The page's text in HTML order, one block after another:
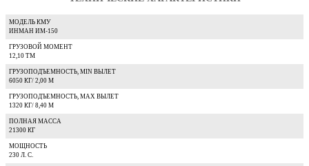
МОДЕЛЬ КМУ
ИНМАН ИМ-150
ГРУЗОВОЙ МОМЕНТ
12,10 ТМ
ГРУЗОПОДЪЕМНОСТЬ, MIN ВЫЛЕТ
6050 КГ/ 2,00 М
ГРУЗОПОДЪЕМНОСТЬ, MAX ВЫЛЕТ
1320 КГ/ 8,40 М
ПОЛНАЯ МАССА
21300 КГ
МОЩНОСТЬ
230 Л. С.